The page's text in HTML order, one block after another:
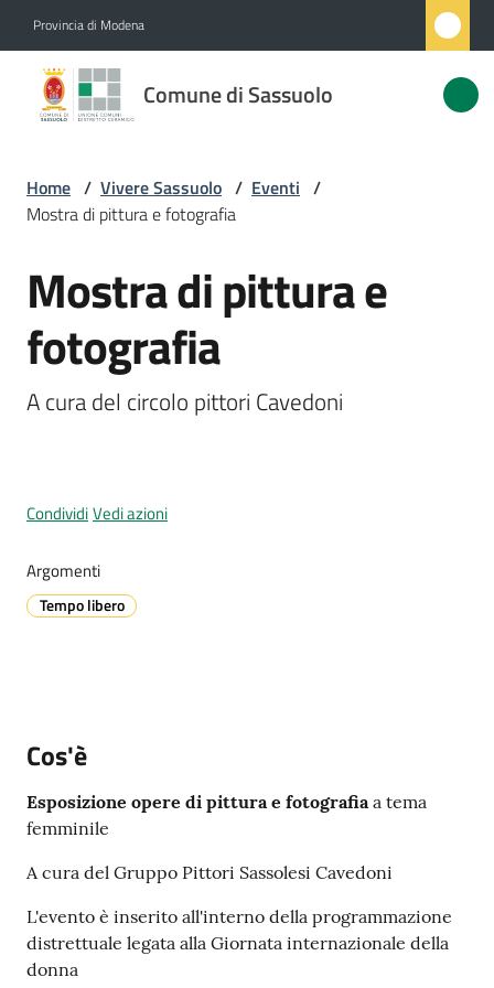
Provincia di Modena
Comune di Sassuolo
Comune
di
Novità
Servizi
Vivere
A
l
a
m
e
t
o
V
i
Home / Vivere Sassuolo / Eventi /
Mostra di pittura e fotografia
Salta al contenuto
Mostra di pittura e
fotografia
A cura del circolo pittori Cavedoni
CondividiVedi azioni
Argomenti
Tempo libero
Cos'è
Esposizione opere di pittura e fotografiaa tema
femminile
A cura del Gruppo Pittori Sassolesi Cavedoni
L'evento è inserito all'interno della programmazione
distrettuale legata alla Giornata internazionale della
donna